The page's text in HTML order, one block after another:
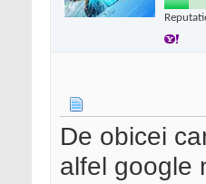
De obicei
alfel google